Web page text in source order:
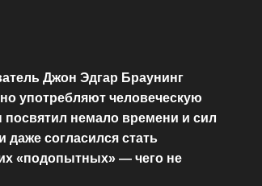
Джон Эдгар Браунинг
употребляют человеческую
немало времени и сил
согласился стать
«подопытных» — чего не